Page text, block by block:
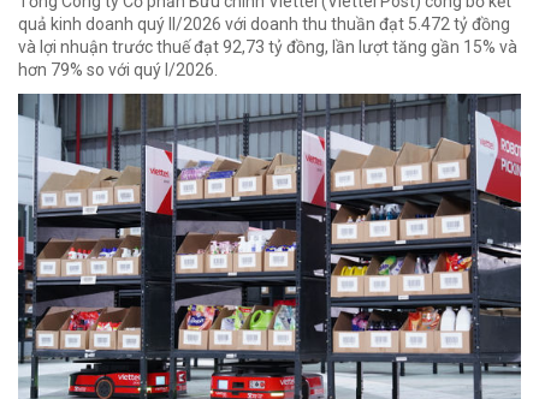
quả kinh doanh quý II/2026 với doanh thu thuần đạt 5.472 tỷ đồng
và lợi nhuận trước thuế đạt 92,73 tỷ đồng, lần lượt tăng gần 15% và
hơn 79% so với quý I/2026.